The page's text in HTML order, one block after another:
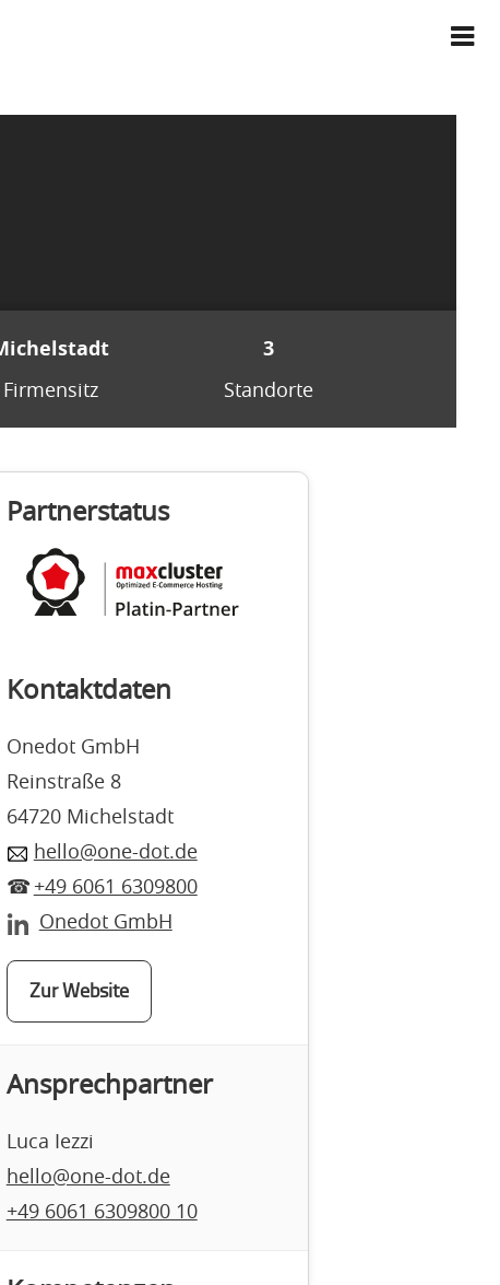
3
Firmensitz Standorte
Partnerstatus
Kontaktdaten
Onedot GmbH
Reinstraße 8
64720 Michelstadt
hello@one-dot.de
+49 6061 6309800
Onedot GmbH
Zur Website
Ansprechpartner
Luca Iezzi
hello@one-dot.de
+49 6061 6309800 10